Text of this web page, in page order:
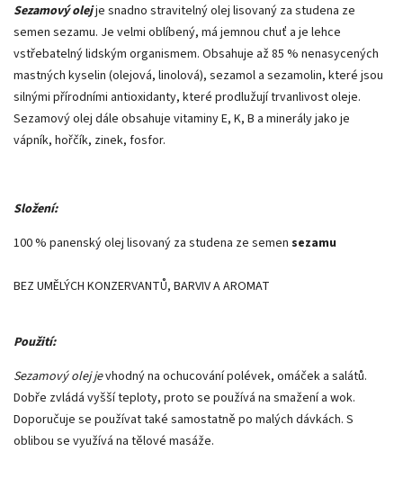
Sezamový olejje snadno stravitelný olej lisovaný za studena ze
semen sezamu. Je velmi oblíbený, má jemnou chuť a je lehce
vstřebatelný lidským organismem. Obsahuje až 85 % nenasycených
mastných kyselin (olejová, linolová), sezamol a sezamolin, které jsou
silnými přírodními antioxidanty, které prodlužují trvanlivost oleje.
Sezamový olej dále obsahuje vitaminy E, K, B a minerály jako je
vápník, hořčík, zinek, fosfor.
Složení:
100 % panenský olej lisovaný za studena ze semen sezamu
BEZ UMĚLÝCH KONZERVANTŮ, BARVIV A AROMAT
Použití:
Sezamový olej jevhodný na ochucování polévek, omáček a salátů.
Dobře zvládá vyšší teploty, proto se používá na smažení a wok.
Doporučuje se používat také samostatně po malých dávkách. S
oblibou se využívá na tělové masáže.